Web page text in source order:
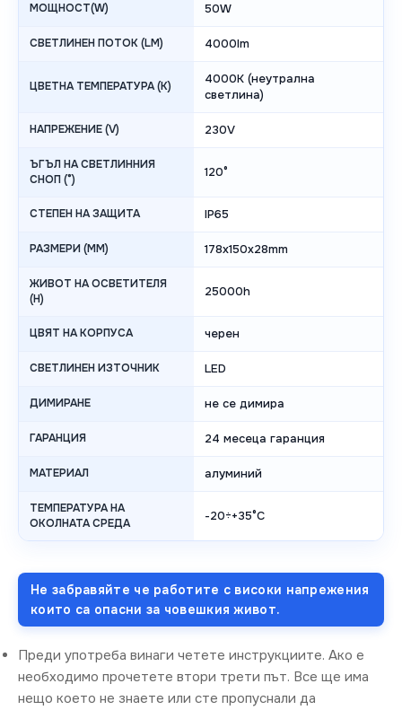
МОЩНОСТ(W) 50W
СВЕТЛИНЕН ПОТОК (LM) 4000lm
ЦВЕТНА ТЕМПЕРАТУРА (K)
4000K (неутрална
светлина)
НАПРЕЖЕНИЕ (V) 230V
ЪГЪЛ НА СВЕТЛИННИЯ
СНОП (°)
120°
СТЕПЕН НА ЗАЩИТА IP65
РАЗМЕРИ (MM) 178х150х28mm
ЖИВОТ НА ОСВЕТИТЕЛЯ
(H)
25000h
ЦВЯТ НА КОРПУСА черен
СВЕТЛИНЕН ИЗТОЧНИК LED
ДИМИРАНЕ не се димира
ГАРАНЦИЯ 24 месеца гаранция
МАТЕРИАЛ алуминий
ТЕМПЕРАТУРА НА
ОКОЛНАТА СРЕДА
-20÷+35°C
Не забравяйте че работите с високи напрежения
които са опасни за човешкия живот.
Преди употреба винаги четете инструкциите. Ако е
необходимо прочетете втори трети път. Все ще има
нещо което не знаете или сте пропуснали да